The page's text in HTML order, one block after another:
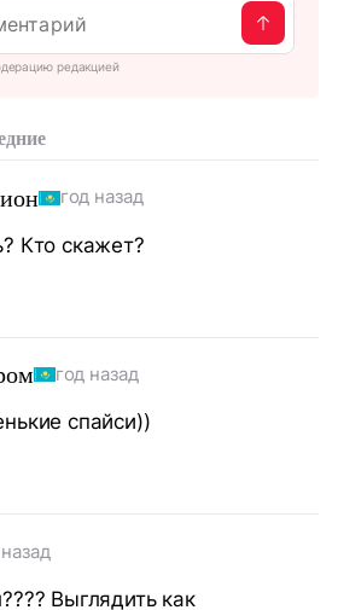
редакцией
год назад
Кто скажет?
год назад
спайси))
Выглядить как